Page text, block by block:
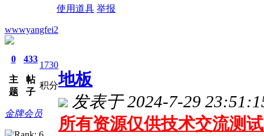
使用道具 举报
wwwyangfei2
0
主
题
433
帖
子
1730
积分
金牌会员
地板
发表于 2024-7-29
所有资源仅供技术交流测